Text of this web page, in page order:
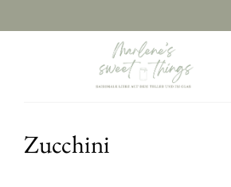
Zucchini